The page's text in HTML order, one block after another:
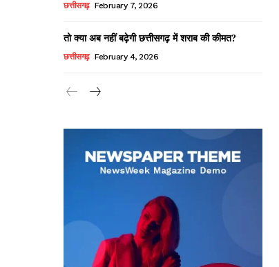
छत्तीसगढ़ February 7, 2026
तो क्या अब नहीं बढ़ेगी छत्तीसगढ़ में शराब की कीमत?
छत्तीसगढ़ February 4, 2026